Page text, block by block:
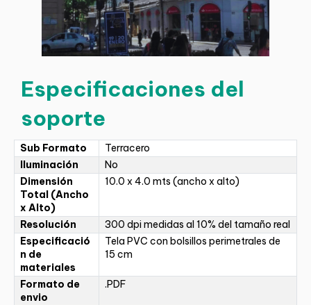
Especificaciones del
soporte
Sub Formato
Terracero
Iluminación
No
Dimensión
Total (Ancho
x Alto)
10.0 x 4.0 mts (ancho x alto)
Resolución
300 dpi medidas al 10% del tamaño real
Especificació
n de
materiales
Tela PVC con bolsillos perimetrales de
15 cm
Formato de
envio
.PDF